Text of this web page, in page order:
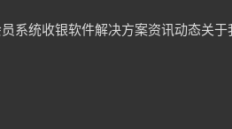
系统收银软件解决方案资讯动态关于